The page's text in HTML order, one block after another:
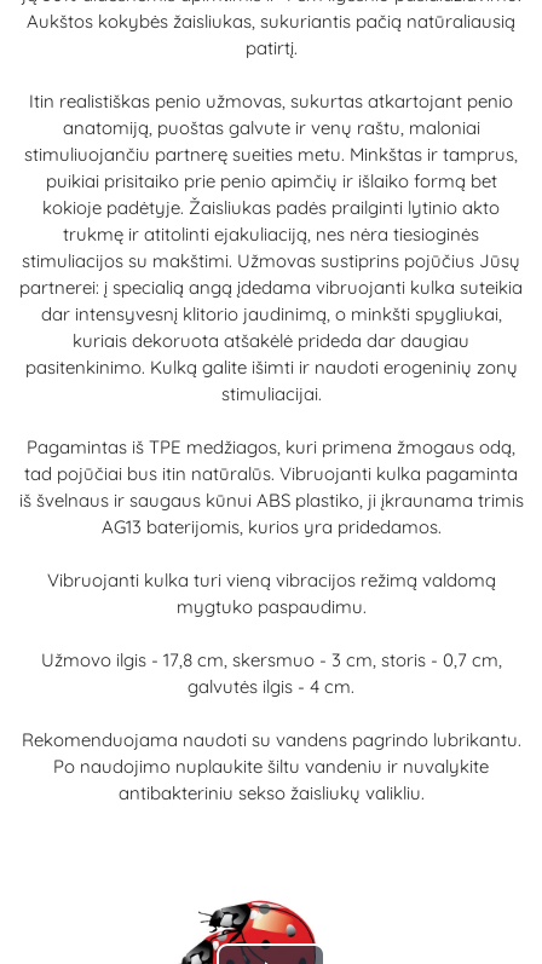
Aukštos kokybės žaisliukas, sukuriantis pačią natūraliausią
patirtį.
Itin realistiškas penio užmovas, sukurtas atkartojant penio
anatomiją, puoštas galvute ir venų raštu, maloniai
stimuliuojančiu partnerę sueities metu. Minkštas ir tamprus,
puikiai prisitaiko prie penio apimčių ir išlaiko formą bet
kokioje padėtyje. Žaisliukas padės prailginti lytinio akto
trukmę ir atitolinti ejakuliaciją, nes nėra tiesioginės
stimuliacijos su makštimi. Užmovas sustiprins pojūčius Jūsų
partnerei: į specialią angą įdedama vibruojanti kulka suteikia
dar intensyvesnį klitorio jaudinimą, o minkšti spygliukai,
kuriais dekoruota atšakėlė prideda dar daugiau
pasitenkinimo. Kulką galite išimti ir naudoti erogeninių zonų
stimuliacijai.
Pagamintas iš TPE medžiagos, kuri primena žmogaus odą,
tad pojūčiai bus itin natūralūs. Vibruojanti kulka pagaminta
iš švelnaus ir saugaus kūnui ABS plastiko, ji įkraunama trimis
AG13 baterijomis, kurios yra pridedamos.
Vibruojanti kulka turi vieną vibracijos režimą valdomą
mygtuko paspaudimu.
Užmovo ilgis - 17,8 cm, skersmuo - 3 cm, storis - 0,7 cm,
galvutės ilgis - 4 cm.
Rekomenduojama naudoti su vandens pagrindo lubrikantu.
Po naudojimo nuplaukite šiltu vandeniu ir nuvalykite
antibakteriniu sekso žaisliukų valikliu.